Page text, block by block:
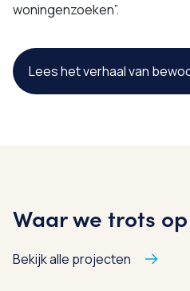
woningenzoeken”.
Lees het verhaal van
Waar we trots
Bekijk alle projecten